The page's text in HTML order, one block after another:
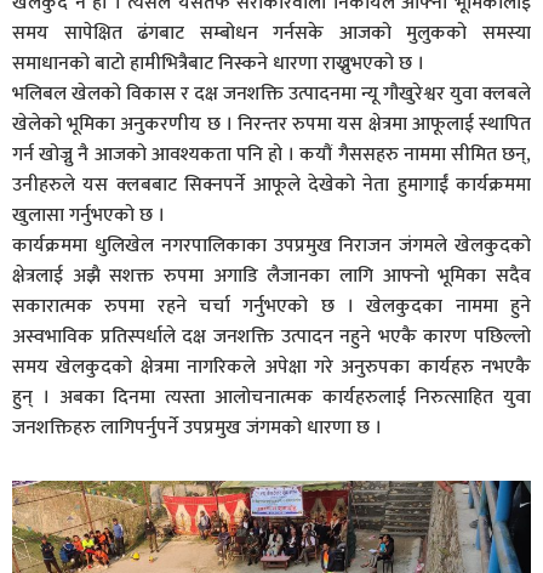
समय सापेक्षित ढंगबाट सम्बोधन गर्नसके आजको मुलुकको समस्या
समाधानको बाटो हामीभित्रैबाट निस्कने धारणा राख्नुभएको छ ।
भलिबल खेलको विकास र दक्ष जनशक्ति उत्पादनमा न्यू गौखुरेश्वर युवा क्लबले
खेलेको भूमिका अनुकरणीय छ । निरन्तर रुपमा यस क्षेत्रमा आफूलाई स्थापित
गर्न खोज्नु नै आजको आवश्यकता पनि हो । कयौं गैससहरु नाममा सीमित छन्,
उनीहरुले यस क्लबबाट सिक्नपर्ने आफूले देखेको नेता हुमागाईं कार्यक्रममा
खुलासा गर्नुभएको छ ।
कार्यक्रममा धुलिखेल नगरपालिकाका उपप्रमुख निराजन जंगमले खेलकुदको
क्षेत्रलाई अझै सशक्त रुपमा अगाडि लैजानका लागि आफ्नो भूमिका सदैव
सकारात्मक रुपमा रहने चर्चा गर्नुभएको छ । खेलकुदका नाममा हुने
अस्वभाविक प्रतिस्पर्धाले दक्ष जनशक्ति उत्पादन नहुने भएकै कारण पछिल्लो
समय खेलकुदको क्षेत्रमा नागरिकले अपेक्षा गरे अनुरुपका कार्यहरु नभएकै
हुन् । अबका दिनमा त्यस्ता आलोचनात्मक कार्यहरुलाई निरुत्साहित युवा
जनशक्तिहरु लागिपर्नुपर्ने उपप्रमुख जंगमको धारणा छ ।